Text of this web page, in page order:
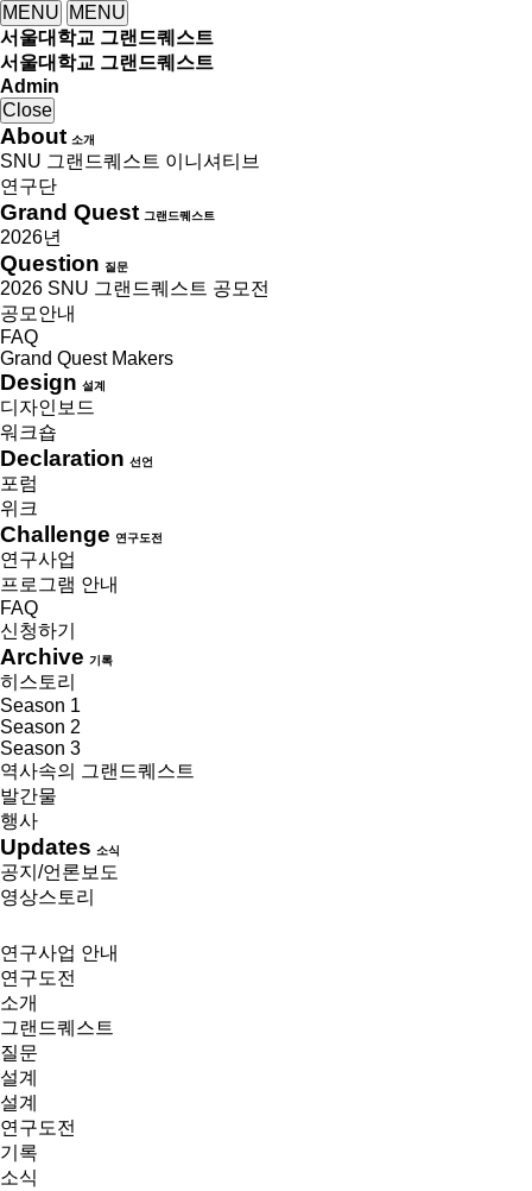
MENU
MENU
서울대학교 그랜드퀘스트
서울대학교 그랜드퀘스트
Admin
Close
About 소개
SNU 그랜드퀘스트 이니셔티브
연구단
Grand Quest 그랜드퀘스트
2026년
Question 질문
2026 SNU 그랜드퀘스트 공모전
공모안내
FAQ
Grand Quest Makers
Design 설계
디자인보드
워크숍
Declaration 선언
포럼
위크
Challenge 연구도전
연구사업
프로그램 안내
FAQ
신청하기
Archive 기록
히스토리
Season 1
Season 2
Season 3
역사속의 그랜드퀘스트
발간물
행사
Updates 소식
공지/언론보도
영상스토리
연구사업 안내
연구도전
소개
그랜드퀘스트
질문
설계
설계
연구도전
기록
소식